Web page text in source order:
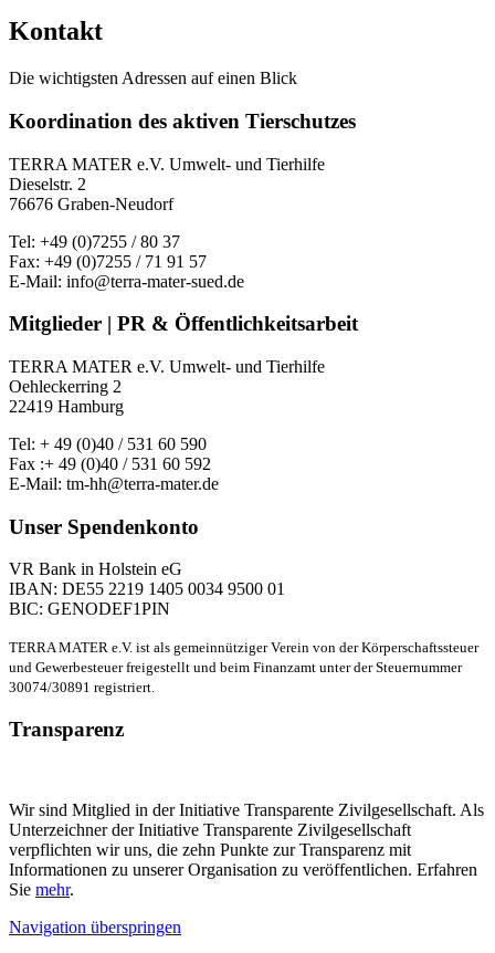
Kontakt
Die wichtigsten Adressen auf einen Blick
Koordination des aktiven Tierschutzes
TERRA MATER e.V. Umwelt- und Tierhilfe
Dieselstr. 2
76676 Graben-Neudorf
Tel: +49 (0)7255 / 80 37
Fax: +49 (0)7255 / 71 91 57
E-Mail: info@terra-mater-sued.de
Mitglieder | PR & Öffentlichkeitsarbeit
TERRA MATER e.V. Umwelt- und Tierhilfe
Oehleckerring 2
22419 Hamburg
Tel: + 49 (0)40 / 531 60 590
Fax :+ 49 (0)40 / 531 60 592
E-Mail: tm-hh@terra-mater.de
Unser Spendenkonto
VR Bank in Holstein eG
IBAN: DE55 2219 1405 0034 9500 01
BIC: GENODEF1PIN
TERRA MATER e.V. ist als gemeinnütziger Verein von der Körperschaftssteuer
und Gewerbesteuer freigestellt und beim Finanzamt unter der Steuernummer
30074/30891 registriert.
Transparenz
Wir sind Mitglied in der Initiative Transparente Zivilgesellschaft. Als
Unterzeichner der Initiative Transparente Zivilgesellschaft
verpflichten wir uns, die zehn Punkte zur Transparenz mit
Informationen zu unserer Organisation zu veröffentlichen. Erfahren
Sie mehr.
Navigation überspringen